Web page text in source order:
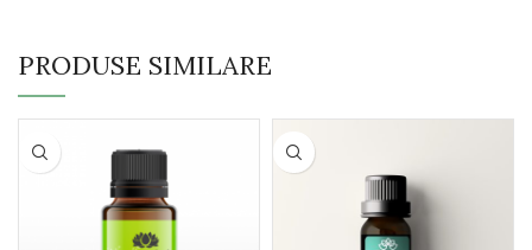
PRODUSE SIMILARE